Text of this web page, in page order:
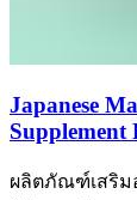
Japanese
Supplement
ผลิตภัณฑ์เสริม